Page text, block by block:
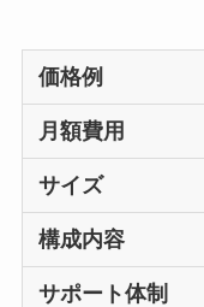
価格例
月額費用
サイズ
構成内容
サポート体制